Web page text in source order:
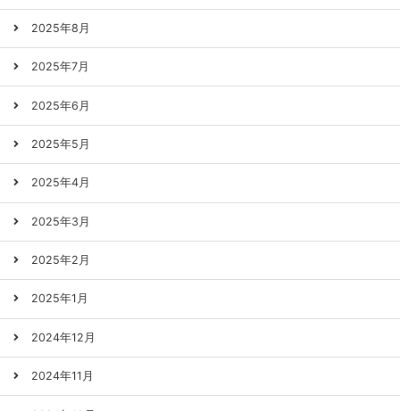
2025年8月
2025年7月
2025年6月
2025年5月
2025年4月
2025年3月
2025年2月
2025年1月
2024年12月
2024年11月